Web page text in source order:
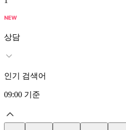
상담
인기 검색어
09:00 기준